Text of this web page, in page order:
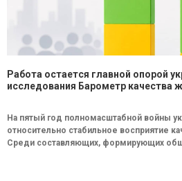
Работа остается главной опорой
исследования Барометр качества
На пятый год полномасштабной войны
относительно стабильное восприятие
Среди составляющих, формирующих